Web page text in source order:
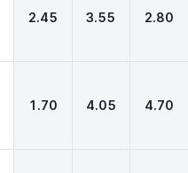
2.45 3.55 2.80
1.70 4.05 4.70